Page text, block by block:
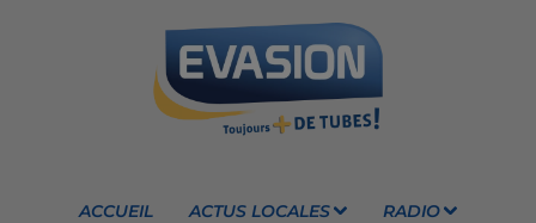
ACCUEIL ACTUS LOCALES RADIO